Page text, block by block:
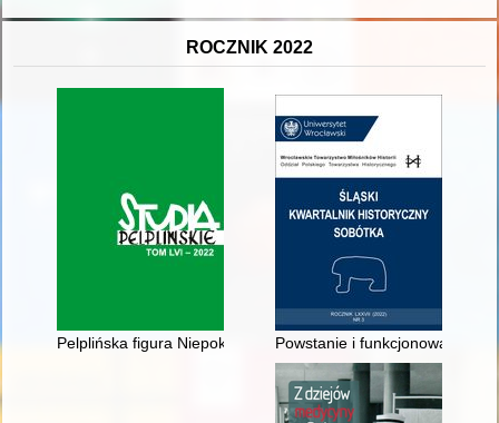
ROCZNIK 2022
Pelplińska figura Niepokalanego Poczęcia Najświętszej Maryi
Powstanie i funkcjonowanie